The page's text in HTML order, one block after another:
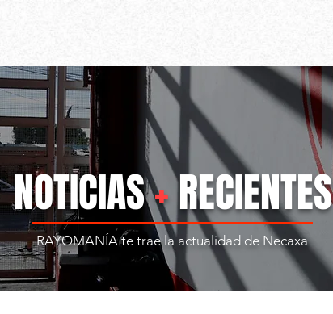
NOTICIAS+RECIENTES
RAYOMANÍA te trae la actualidad de Necaxa